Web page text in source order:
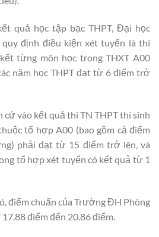
quả học tập bạc THPT, Đại học
quy định điều kiện xét tuyển là thí
từng môn học trong THXT A00
năm học THPT đạt từ 6 điểm trở
vào kết quả thi TN THPT thí sinh
tổ hợp A00 (bao gồm cả điểm
phải đạt từ 15 điểm trở lên, và
tổ hợp xét tuyển có kết quả từ 1
điểm chuẩn của Trường ĐH Phòng
điểm đến 20.86 điểm.